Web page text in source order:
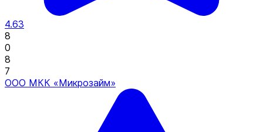
4.63
8
0
8
7
ООО МКК «Микрозайм»